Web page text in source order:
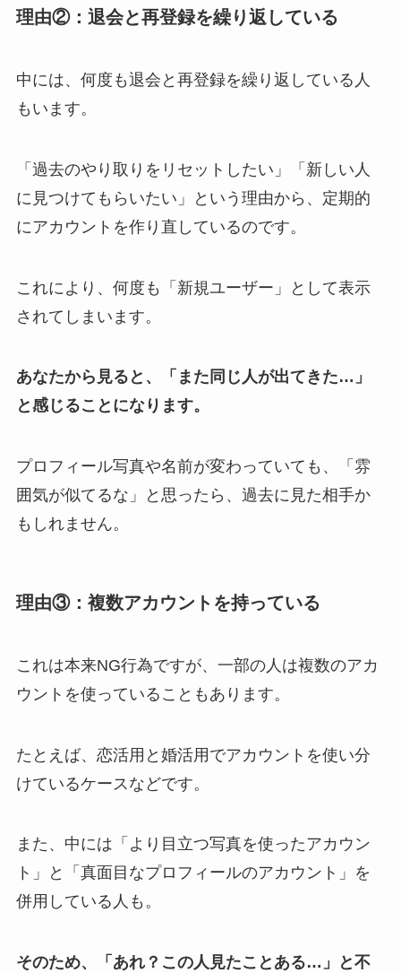
理由②：退会と再登録を繰り返している
中には、何度も退会と再登録を繰り返している人
もいます。
「過去のやり取りをリセットしたい」「新しい人
に見つけてもらいたい」という理由から、定期的
にアカウントを作り直しているのです。
これにより、何度も「新規ユーザー」として表示
されてしまいます。
あなたから見ると、「また同じ人が出てきた…」
と感じることになります。
プロフィール写真や名前が変わっていても、「雰
囲気が似てるな」と思ったら、過去に見た相手か
もしれません。
理由③：複数アカウントを持っている
これは本来NG行為ですが、一部の人は複数のアカ
ウントを使っていることもあります。
たとえば、恋活用と婚活用でアカウントを使い分
けているケースなどです。
また、中には「より目立つ写真を使ったアカウン
ト」と「真面目なプロフィールのアカウント」を
併用している人も。
そのため、「あれ？この人見たことある…」と不